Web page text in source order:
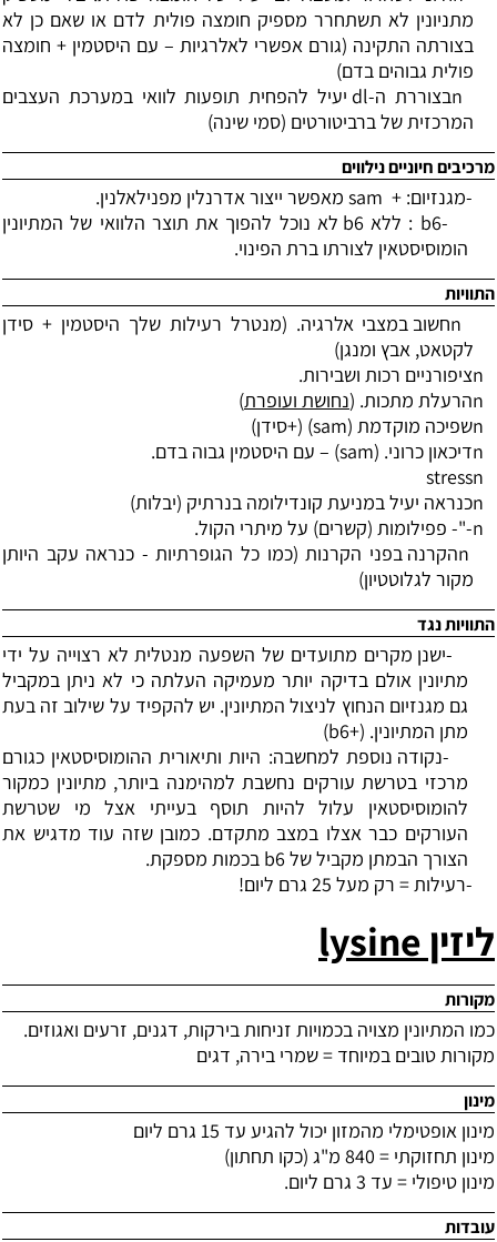
מתניונין לא תשתחרר מספיק חומצה פולית לדם או שאם כן לא
בצורתה התקינה (גורם אפשרי לאלרגיות –עם היסטמין + חומצה
פולית גבוהים בדם)
nבצוררת ה-dlיעיל להפחית תופעות לוואי במערכת העצבים
המרכזית של ברביטורטים (סמי שינה)
מרכיבים חיוניים נילווים
-מגנזיום: + sam מאפשר ייצור אדרנלין מפנילאלנין.
-
6
b : ללא 6 b לא נוכל להפוך את תוצר הלוואי של המתיונין
הומוסיסטאין לצורתו ברת הפינוי.
התוויות
nחשוב במצבי אלרגיה. (מנטרל רעילות שלך היסטמין + סידן
לקטאט, אבץ ומנגן)
nציפורניים רכות ושבירות.
nהרעלת מתכות. (נחושת ועופרת)
nשפיכה מוקדמת (sam) (+סידן)
nדיכאון כרוני. (sam
)
– עם היסטמין גבוה בדם.
n
stress
nכנראה יעיל במניעת קונדילומה בנרתיק (יבלות)
n-"- פפילומות (קשרים) על מיתרי הקול.
nהקרנה בפני הקרנות (כמו כל הגופרתיות - כנראה עקב היותן
מקור לגלוטטיון)
התוויות נגד
-ישנן מקרים מתועדים של השפעה מנטלית לא רצוייה על ידי
מתיונין אולם בדיקה יותר מעמיקה העלתה כי לא ניתן במקביל
גם מגנזיום הנחוץ לניצול המתיונין. יש להקפיד על שילוב זה בעת
מתן המתיונין. (+6 b
)
-נקודה נוספת למחשבה: היות ותיאורית ההומוסיסטאין כגורם
מרכזי בטרשת עורקים נחשבת למהימנה ביותר, מתיונין כמקור
להומוסיסטאין עלול להיות תוסף בעייתי אצל מי שטרשת
העורקים כבר אצלו במצב מתקדם. כמובן שזה עוד מדגיש את
הצורך הבמתן מקביל של 6
b בכמות מספקת.
-רעילות = רק מעל 25 גרם ליום!
ליזיןlysine
מקורות
כמו המתיונין מצויה בכמויות זניחות בירקות, דגנים, זרעים ואגוזים.
מקורות טובים במיוחד = שמרי בירה, דגים
מינון
מינון אופטימלי מהמזון יכול להגיע עד 15 גרם ליום
מינון תחזוקתי = 840 מ"ג (כקו תחתון)
מינון טיפולי = עד 3 גרם ליום.
עובדות